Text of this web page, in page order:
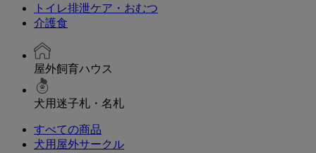
トイレ排泄ケア・おむつ
介護食
屋外飼育ハウス
犬用迷子札・名札
すべての商品
犬用屋外サークル